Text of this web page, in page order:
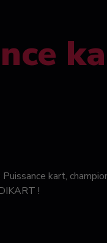
kart,
!